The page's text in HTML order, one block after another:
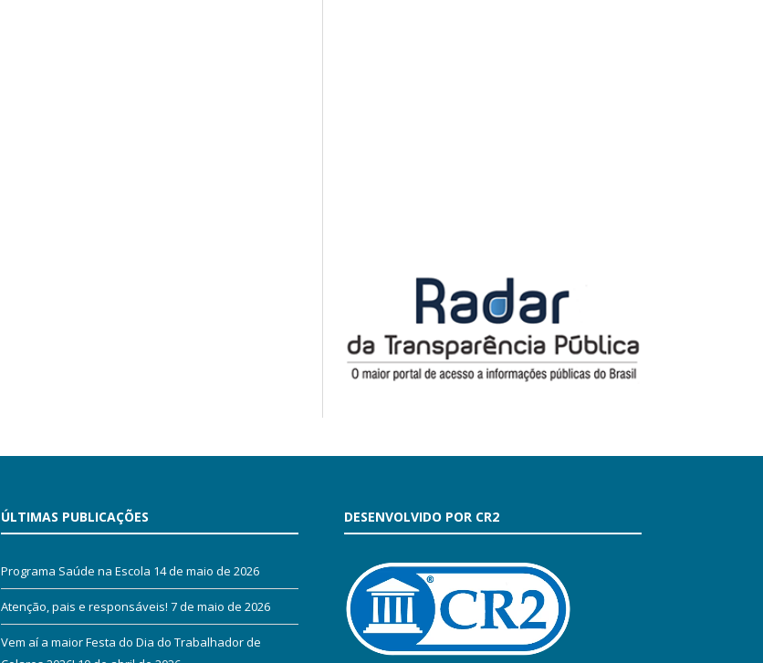
ÚLTIMAS PUBLICAÇÕES
Programa Saúde na Escola 14 de maio de 2026
Atenção, pais e responsáveis! 7 de maio de 2026
Vem aí a maior Festa do Dia do Trabalhador de
DESENVOLVIDO POR CR2